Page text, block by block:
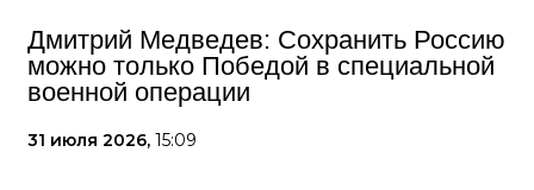
Дмитрий Медведев: Сохранить Россию
можно только Победой в специальной
военной операции
31 июля 2026, 15:09